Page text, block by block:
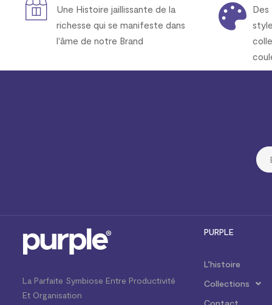
Une Histoire jaillissante de la
richesse qui se manifeste dans
l'âme de notre Brand
Des
La Parfaite Symbiose Entre Productivité
Et Organisation
PURPLE
L’histoire
Collections